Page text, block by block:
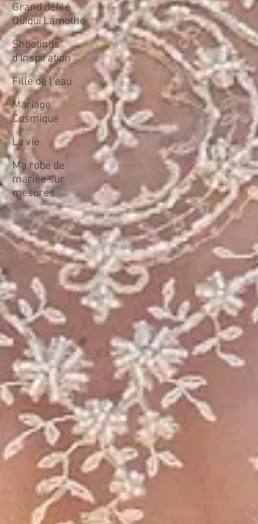
Grand défilé
Quiqui Lamothe
Shootings
d'Inspiration
Fille de l'eau
Mariage
Cosmique
La vie
Ma robe de
mariée sur
mesures